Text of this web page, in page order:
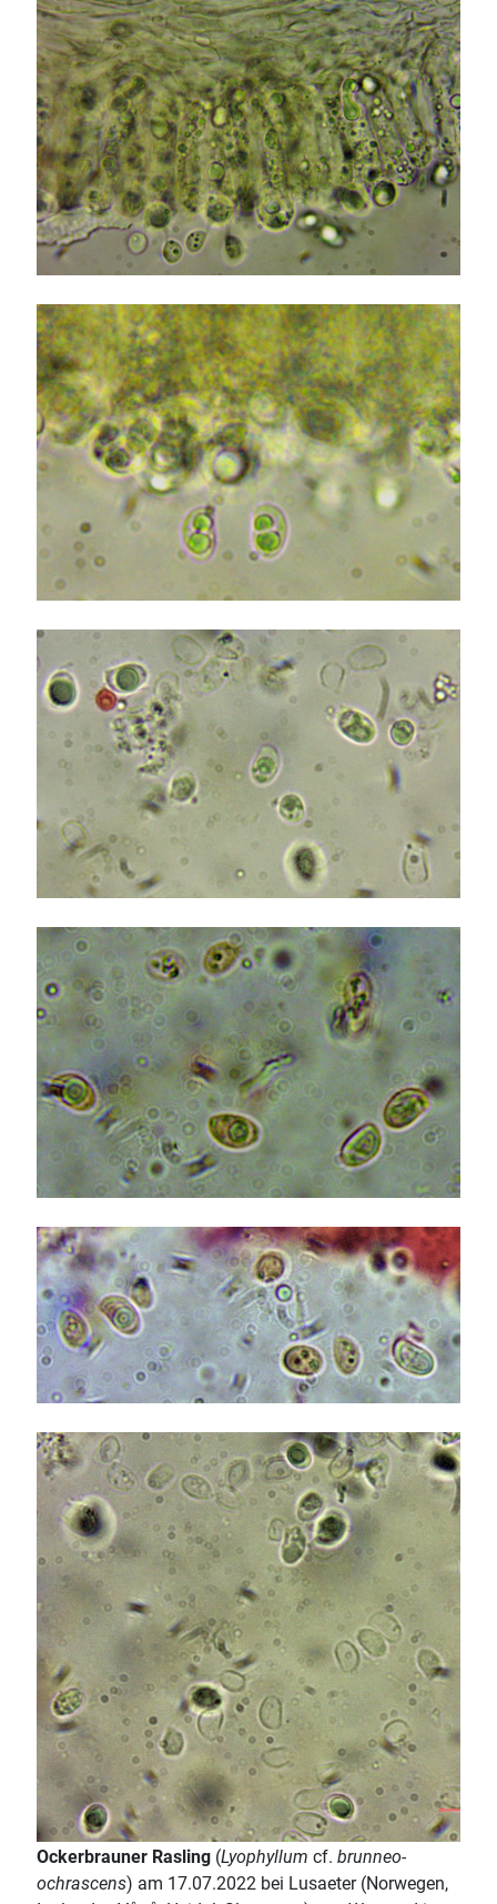
Ockerbrauner Rasling (Lyophyllum cf. brunneo-
ochrascens) am 17.07.2022 bei Lusaeter (Norwegen,